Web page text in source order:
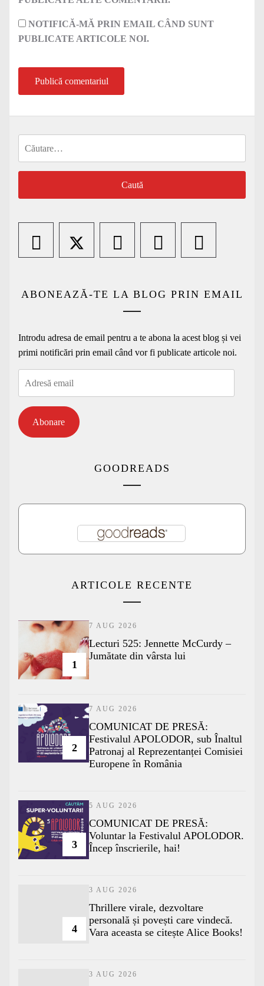
NOTIFICĂ-MĂ PRIN EMAIL CÂND SUNT
PUBLICATE ARTICOLE NOI.
ABONEAZĂ-TE LA BLOG PRIN EMAIL
Introdu adresa de email pentru a te abona la acest blog și vei
primi notificări prin email când vor fi publicate articole noi.
Abonare
GOODREADS
ARTICOLE RECENTE
1
7 AUG 2026
Lecturi 525: Jennette McCurdy –
Jumătate din vârsta lui
2
7 AUG 2026
COMUNICAT DE PRESĂ:
Festivalul APOLODOR, sub Înaltul
Patronaj al Reprezentanței Comisiei
Europene în România
3
5 AUG 2026
COMUNICAT DE PRESĂ:
Voluntar la Festivalul APOLODOR.
Încep înscrierile, hai!
4
3 AUG 2026
Thrillere virale, dezvoltare
personală și povești care vindecă.
Vara aceasta se citește Alice Books!
3 AUG 2026